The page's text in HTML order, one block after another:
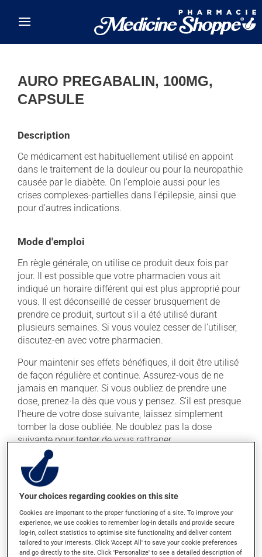
AURO PREGABALIN, 100MG,
CAPSULE
Description
Ce médicament est habituellement utilisé en appoint
dans le traitement de la douleur ou pour la neuropathie
causée par le diabète. On l'emploie aussi pour les
crises complexes-partielles dans l'épilepsie, ainsi que
pour d'autres indications.
Mode d'emploi
En règle générale, on utilise ce produit deux fois par
jour. Il est possible que votre pharmacien vous ait
indiqué un horaire différent qui est plus approprié pour
vous. Il est déconseillé de cesser brusquement de
prendre ce produit, surtout s'il a été utilisé durant
plusieurs semaines. Si vous voulez cesser de l'utiliser,
discutez-en avec votre pharmacien.
Pour maintenir ses effets bénéfiques, il doit être utilisé
de façon régulière et continue. Assurez-vous de ne
jamais en manquer. Si vous oubliez de prendre une
dose, prenez-la dès que vous y pensez. S'il est presque
l'heure de votre dose suivante, laissez simplement
tomber la dose oubliée. Ne doublez pas la dose
suivante pour tenter de vous rattraper.
Ce médicament peut être pris avec ou sans nourriture,
sans égard aux repas ou aux collations. La prise
d'alcool peut augmenter l'effet du médicament. Limitez
la consommation d'alcool à une prise occasionnelle de
petites quantités.
Effets indésirables
Your choices regarding cookies on this site
Cookies are important to the proper functioning of a site. To improve your
experience, we use cookies to remember log-in details and provide secure
log-in, collect statistics to optimise site functionality, and deliver content
tailored to your interests. Click 'Accept All' to save your cookie preferences
and go directly to the site. Click 'Personalize' to see a detailed description of